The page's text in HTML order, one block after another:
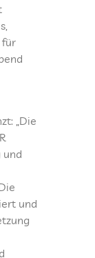
für
„Die
und
und